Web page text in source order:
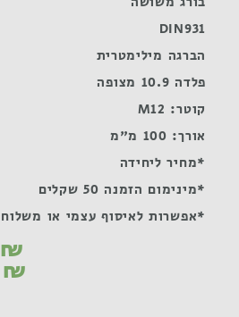
DIN931
הברגה מילימטרית
פלדה 10.9 מצופה
קוטר: M12
אורך: 100 מ"מ
*מחיר ליחידה
*מינימום הזמנה 50 שקלים
*אפשרות לאיסוף עצמי או משלוח
₪
₪